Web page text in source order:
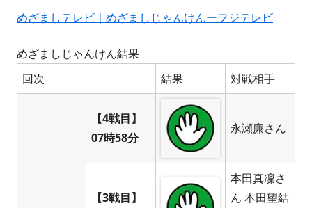
めざましテレビ｜めざましじゃんけんーフジテレビ
めざましじゃんけん結果
回次
結果 対戦相手
【4戦目】
07時58分
永瀬廉さん
【3戦目】
本田真凜さ
ん 本田望結